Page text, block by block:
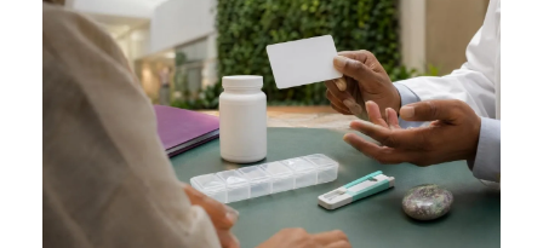
Esperanto
Ślōnskŏ gŏdka
Norsk bokmål